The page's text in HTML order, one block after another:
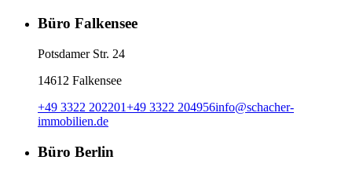
Büro Falkensee
Potsdamer Str. 24
14612 Falkensee
+49 3322 202201+49 3322 204956info@schacher-
immobilien.de
Büro Berlin